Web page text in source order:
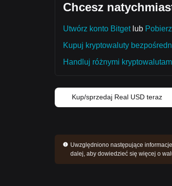
Chcesz
Utwórz konto Bitgetlub
Kupuj kryptowaluty
Handluj różnymi
Kup/sprzedaj Real USD teraz
Uwzględniono następujące
dalej, aby dowiedzieć się więcej o